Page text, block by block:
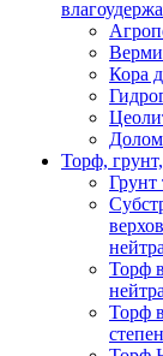
Кора
Торф,
Грунт
Торф
Торф